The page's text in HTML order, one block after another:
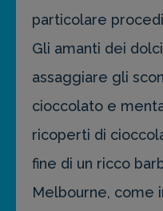
particolare
Gli amanti dei
assaggiare gli
cioccolato e
ricoperti di
fine di un ricco
Melbourne, come